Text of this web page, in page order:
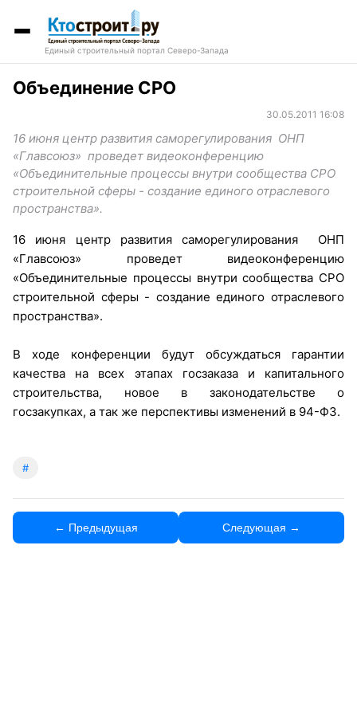
Единый строительный портал Северо-Запада
Объединение СРО
30.05.2011 16:08
16 июня центр развития саморегулирования ОНП
«Главсоюз» проведет видеоконференцию
«Объединительные процессы внутри сообщества СРО
строительной сферы - создание единого отраслевого
пространства».
16 июня центр развития саморегулирования ОНП
«Главсоюз» проведет видеоконференцию
«Объединительные процессы внутри сообщества СРО
строительной сферы - создание единого отраслевого
пространства».
В ходе конференции будут обсуждаться гарантии
качества на всех этапах госзаказа и капитального
строительства, новое в законодательстве о
госзакупках, а так же перспективы изменений в 94-ФЗ.
#
← Предыдущая Следующая →